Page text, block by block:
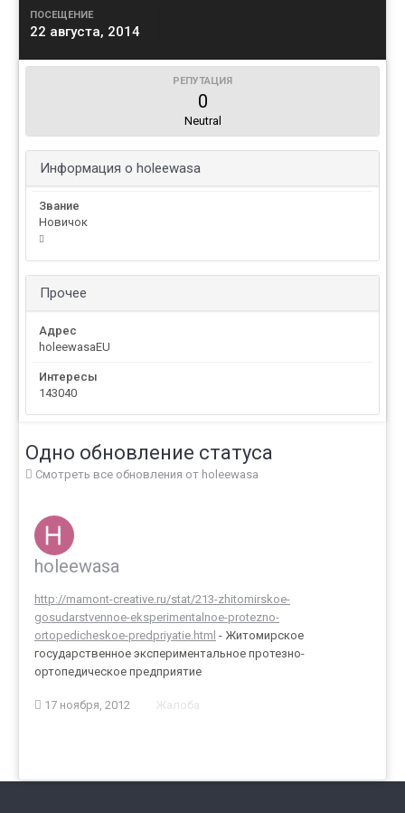
ПОСЕЩЕНИЕ
22 августа, 2014
РЕПУТАЦИЯ
0
Neutral
Информация о holeewasa
Звание
Новичок
Прочее
Адрес
holeewasaEU
Интересы
143040
Одно обновление статуса
Смотреть все обновления от holeewasa
holeewasa
http://mamont-creative.ru/stat/213-zhitomirskoe-
gosudarstvennoe-eksperimentalnoe-protezno-
ortopedicheskoe-predpriyatie.html - Житомирское
государственное экспериментальное протезно-
ортопедическое предприятие
17 ноября, 2012 Жалоба